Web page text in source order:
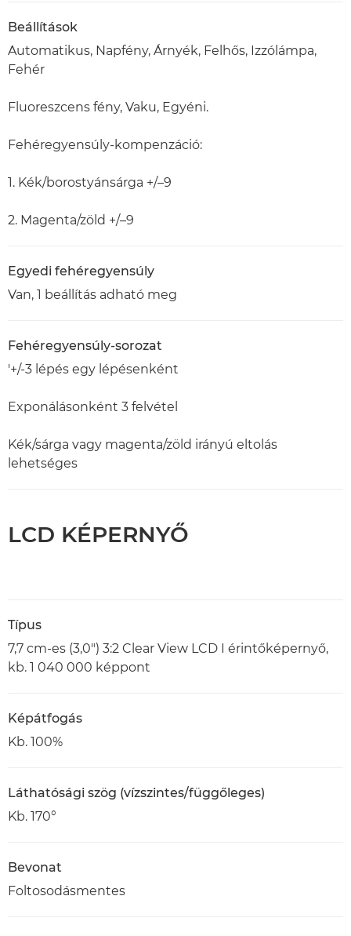
Beállítások
Automatikus, Napfény, Árnyék, Felhős, Izzólámpa,
Fehér
Fluoreszcens fény, Vaku, Egyéni.
Fehéregyensúly-kompenzáció:
1. Kék/borostyánsárga +/–9
2. Magenta/zöld +/–9
Egyedi fehéregyensúly
Van, 1 beállítás adható meg
Fehéregyensúly-sorozat
'+/-3 lépés egy lépésenként
Exponálásonként 3 felvétel
Kék/sárga vagy magenta/zöld irányú eltolás
lehetséges
LCD KÉPERNYŐ
Típus
7,7 cm-es (3,0") 3:2 Clear View LCD I érintőképernyő,
kb. 1 040 000 képpont
Képátfogás
Kb. 100%
Láthatósági szög (vízszintes/függőleges)
Kb. 170°
Bevonat
Foltosodásmentes